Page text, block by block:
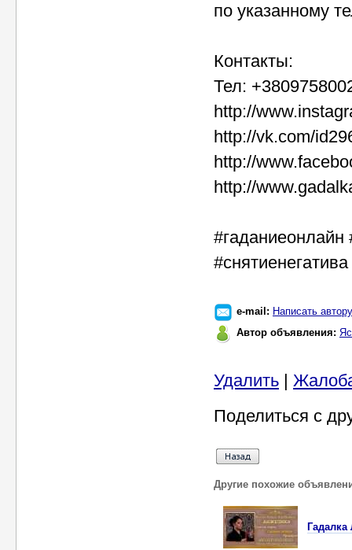
по указанному
Контакты:
Тел:
http://
http://vk.com/
http://
http://
#гаданиеонлайн
e-mail: Написать автору
Автор объявления:
Удалить |
Поделиться с
Другие похожие